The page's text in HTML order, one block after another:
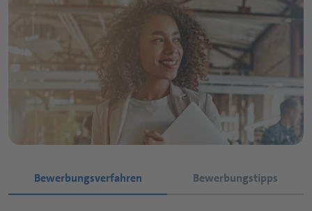
Bewerbungsverfahren Bewerbungstipps